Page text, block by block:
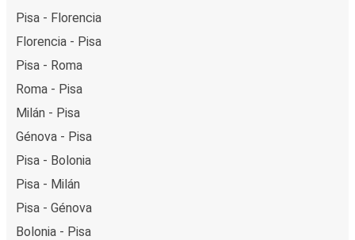
Pisa - Florencia
Florencia - Pisa
Pisa - Roma
Roma - Pisa
Milán - Pisa
Génova - Pisa
Pisa - Bolonia
Pisa - Milán
Pisa - Génova
Bolonia - Pisa